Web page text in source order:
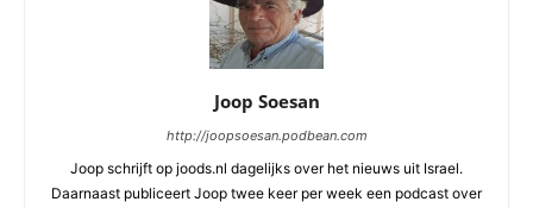
Joop Soesan
http://joopsoesan.podbean.com
Joop schrijft op joods.nl dagelijks over het nieuws uit Israel.
Daarnaast publiceert Joop twee keer per week een podcast over